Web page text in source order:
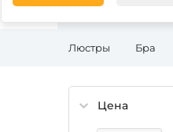
Освещение для
Люстры Бра
Цена